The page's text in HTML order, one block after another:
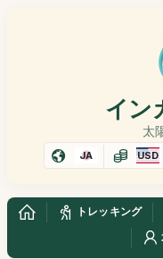
イン
太
JA USD
トレッキング